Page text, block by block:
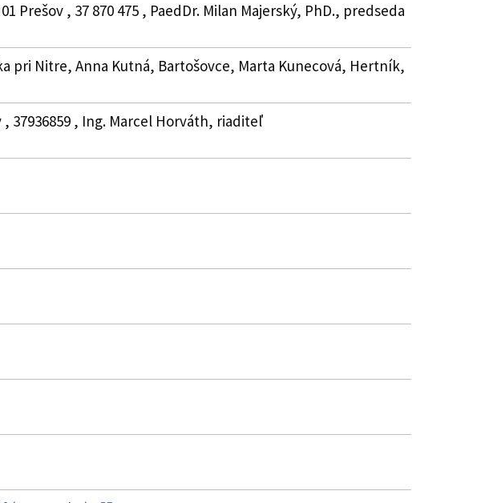
Prešov , 37 870 475 , PaedDr. Milan Majerský, PhD., predseda
pri Nitre, Anna Kutná, Bartošovce, Marta Kunecová, Hertník,
, 37936859 , Ing. Marcel Horváth, riaditeľ